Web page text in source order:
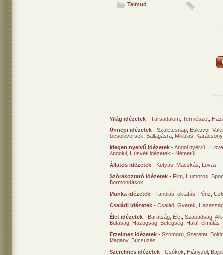
Talmud
Világ idézetek - Társadalom Természet
Ünnepi idézetek - Születésnap Esküvői
locsolóversek
Ballagásra Mikulás Karácsony
Idegen nyelvű idézetek -Angol nyelvű I
Angolul Húsvéti idézetek - Németül
Állatos idézetek - Kutyás Macskás
Lovas
Szórakoztató idézetek - Film Humoros
Bormondások
Munka idézetek - Tanulás, oktatás Pénz
Családi idézetek - Család Gyerek
Élet idézetek - Barátság Élet Szabadság
Butaság Hazugság Betegség Halál, elmúlás
Érzelmes idézetek - Szomorú Szeretet
Magány, Búcsúzás
Szerelmes idézetek - Csókok Hiányzol